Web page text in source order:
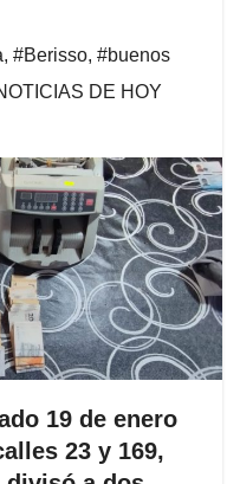
, #Berisso, #buenos
DE HOY
19 de enero
23 y 169,